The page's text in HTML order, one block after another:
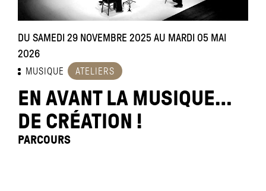
DU SAMEDI 29 NOVEMBRE 2025 AU MARDI 05 MAI
2026
MUSIQUE ATELIERS
EN AVANT LA MUSIQUE…
DE CRÉATION !
PARCOURS